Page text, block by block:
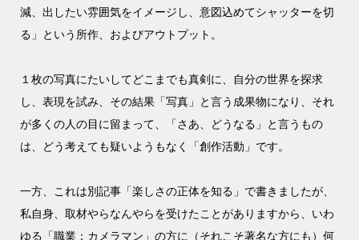
減、出したい雰囲気をイメージし、意図込めてシャッターを切
る」という所作、およびアウトプット。
１枚の写真にたいしてどこまでも真剣に、自分の世界を探求
し、表現を試み、その結果「写真」と言う成果物になり、それ
が多くの人の目に留まって、「さあ、どうなる」と言うもの
は、どう考えても疑いようもなく「創作活動」です。
一方、これは別記事「楽しさの正体を知る」で書きましたが、
私自身、取材やらなんやらを受けたことがありますから、いわ
ゆる「職業：カメラマン」の方に（それこそ著名な方にも）何